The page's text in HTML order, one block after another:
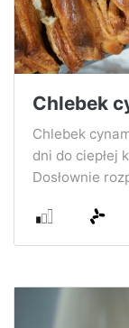
Chlebek
Chlebek
dni do ciepłej
Dosłownie